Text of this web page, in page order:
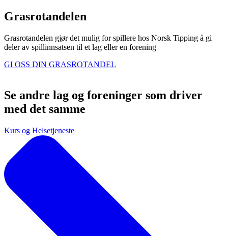
Grasrotandelen
Grasrotandelen gjør det mulig for spillere hos Norsk Tipping å gi
deler av spillinnsatsen til et lag eller en forening
GI OSS DIN GRASROTANDEL
Se andre lag og foreninger som driver
med det samme
Kurs og Helsetjeneste